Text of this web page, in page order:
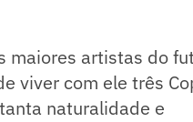
maiores artistas do
viver com ele três
naturalidade e